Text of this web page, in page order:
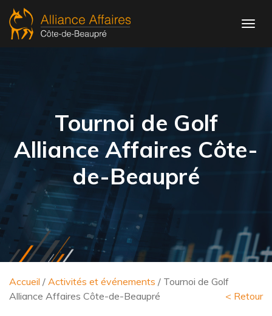
Tournoi de Golf
Alliance Affaires Côte-
de-Beaupré
Accueil / Activités et événements / Tournoi de Golf
Alliance Affaires Côte-de-Beaupré
< Retour